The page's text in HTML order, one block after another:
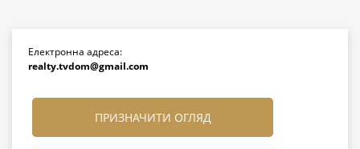
Електронна адреса:
realty.tvdom@gmail.com
ПРИЗНАЧИТИ ОГЛЯД